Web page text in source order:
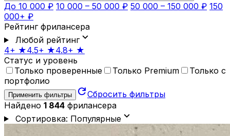
До 10 000 ₽ 10 000 – 50 000 ₽ 50 000 – 150 000 ₽ 150
000+ ₽
Рейтинг фрилансера
Любой рейтингexpand_more
4+ ★4.5+ ★4.8+ ★
Статус и уровень
Только проверенные
Только Premium
Только с
портфолио
Применить фильтры refreshСбросить фильтры
Найдено 1 844 фрилансера
Сортировка: Популярныеexpand_more